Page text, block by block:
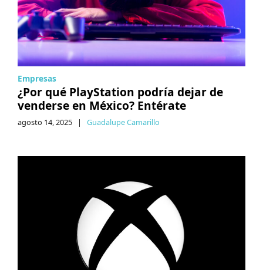
Empresas
¿Por qué PlayStation podría dejar de
venderse en México? Entérate
agosto 14, 2025 | Guadalupe Camarillo